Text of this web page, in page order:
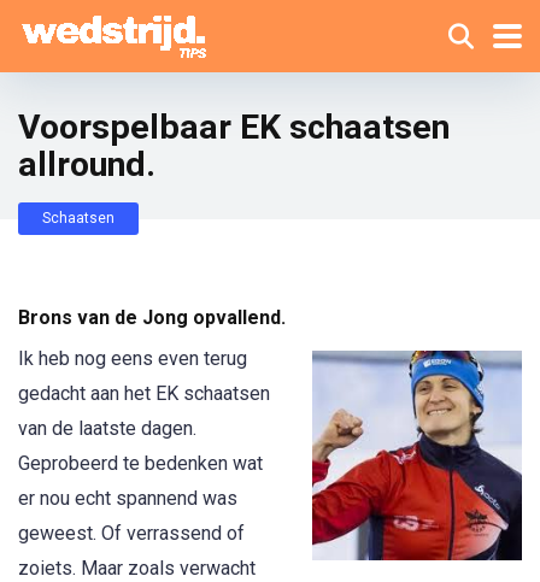
Voorspelbaar EK schaatsen
allround.
Schaatsen
Brons van de Jong opvallend.
Ik heb nog eens even terug
gedacht aan het EK schaatsen
van de laatste dagen.
Geprobeerd te bedenken wat
er nou echt spannend was
geweest. Of verrassend of
zoiets. Maar zoals verwacht